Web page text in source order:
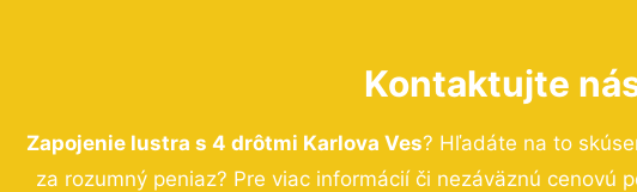
Kontaktujte
Zapojenie lustra s 4 drôtmi Karlova Ves? Hľadáte na to
za rozumný peniaz? Pre viac informácií či nezáväznú cenovú